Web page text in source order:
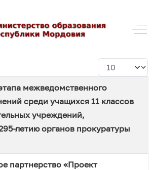
Кол-во строк:
межведомственного
среди учащихся 11 классов
учреждений,
летию органов прокуратуры
партнерство «Проект